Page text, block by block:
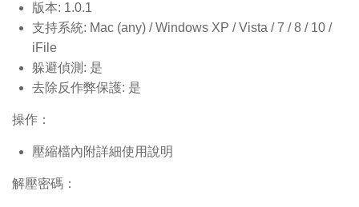
版本: 1.0.1
支持系統: Mac (any) / Windows XP / Vista / 7 / 8 / 10 /
iFile
躲避偵測: 是
去除反作弊保護: 是
操作：
壓縮檔內附詳細使用說明
解壓密碼：